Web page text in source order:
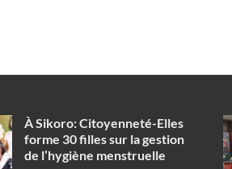
À Sikoro: Citoyenneté-Elles
forme 30 filles sur la gestion
de l’hygiène menstruelle